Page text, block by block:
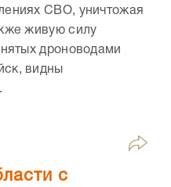
СВО, уничтожая
живую силу
дроноводами
видны
с